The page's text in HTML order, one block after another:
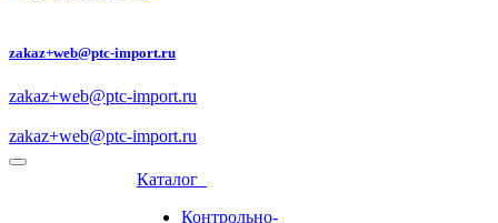
zakaz+web@ptc-import.ru
zakaz+web@ptc-import.ru
zakaz+web@ptc-import.ru
Каталог
Контрольно-